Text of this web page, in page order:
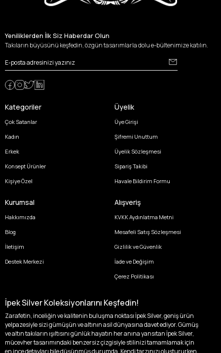
Yeniliklerden İlk Siz Haberdar Olun
Takıların büyüsünü keşfedin, özgün tasarımlarla dolu e-bültenimize katılın.
Kategoriler
Çok Satanlar
Kadın
Erkek
Konsept Ürünler
Kişiye Özel
Üyelik
Üye Girişi
Şifremi Unuttum
Üyelik Sözleşmesi
Sipariş Takibi
Havale Bildirim Formu
Kurumsal
Hakkımızda
Blog
İletişim
Destek Merkezi
Alışveriş
KVKK Aydınlatma Metni
Mesafeli Satış Sözleşmesi
Gizlilik ve Güvenlik
İade ve Değişim
Çerez Politikası
İpek Silver Koleksiyonlarını Keşfedin!
Zarafetin, inceliğin ve kalitenin buluşma noktası İpek Silver, geniş ürün
yelpazesiyle sizi gümüşün ve altının asil dünyasına davet ediyor. Gümüş
ve altın takıların ışıltısını günlük hayatın her anına yansıtan İpek Silver,
mücevher tasarımındaki benzersiz çizgisiyle stilinizi tamamlamak için